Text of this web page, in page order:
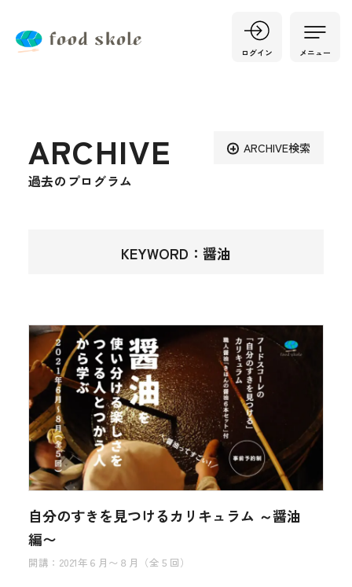
ログイン メニュー
ARCHIVE検索
ARCHIVE
過去のプログラム
KEYWORD：醤油
自分のすきを見つけるカリキュラム ～醤油
編〜
開講：2021年６月〜８月（全５回）